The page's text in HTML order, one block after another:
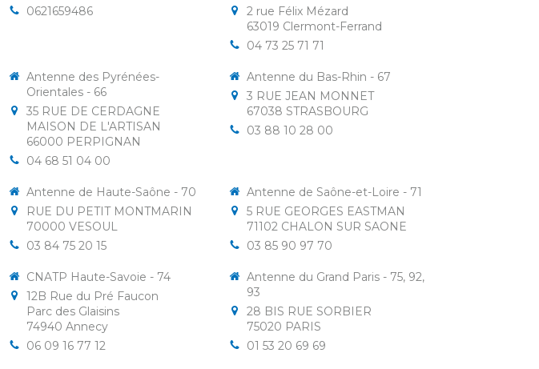
0621659486
2 rue Félix Mézard
63019 Clermont-Ferrand
04 73 25 71 71
Antenne des Pyrénées-
Orientales - 66
35 RUE DE CERDAGNE
MAISON DE L'ARTISAN
66000 PERPIGNAN
04 68 51 04 00
Antenne du Bas-Rhin - 67
3 RUE JEAN MONNET
67038 STRASBOURG
03 88 10 28 00
Antenne de Haute-Saône - 70
RUE DU PETIT MONTMARIN
70000 VESOUL
03 84 75 20 15
Antenne de Saône-et-Loire - 71
5 RUE GEORGES EASTMAN
71102 CHALON SUR SAONE
03 85 90 97 70
CNATP Haute-Savoie - 74
12B Rue du Pré Faucon
Parc des Glaisins
74940 Annecy
06 09 16 77 12
Antenne du Grand Paris - 75, 92,
93
28 BIS RUE SORBIER
75020 PARIS
01 53 20 69 69